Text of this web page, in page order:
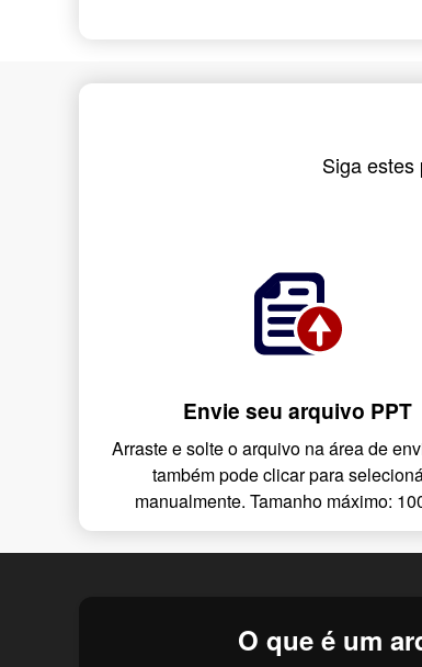
Siga estes
Envie seu arquivo PPT
Arraste e solte o arquivo na área de
também pode clicar para
manualmente. Tamanho máximo:
O que é um